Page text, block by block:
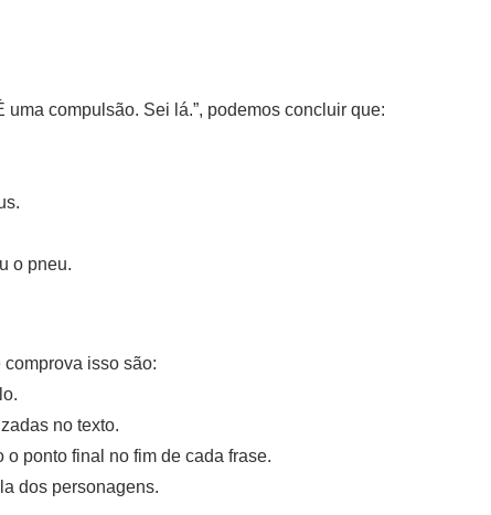
uma compulsão. Sei lá.”, podemos concluir que:
o pneu.
isso são:
no texto.
ponto final no fim de cada frase.
dos personagens.